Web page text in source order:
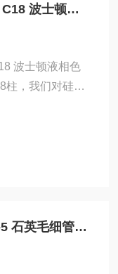
Boston Uni C18 波士顿液相色谱柱
波士顿液相色
柱，我们对硅胶
对中性、极性，
Restek Rtx-5 石英毛细管柱-气相色谱柱